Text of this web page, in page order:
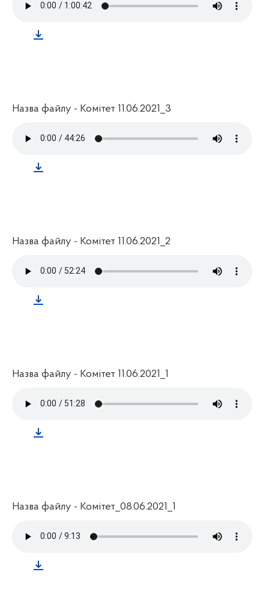
Назва файлу - Комітет 11.06.2021_3
Назва файлу - Комітет 11.06.2021_2
Назва файлу - Комітет 11.06.2021_1
Назва файлу - Комітет_08.06.2021_1